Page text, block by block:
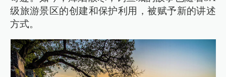
级旅游景区的创建和保护利用，被赋予新的讲述
方式。